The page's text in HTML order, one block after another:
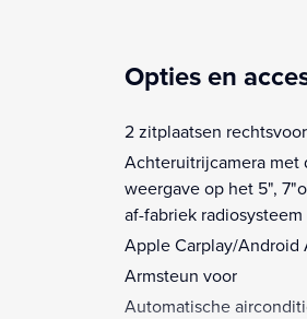
Opties en
2 zitplaatsen rechtsvoor
Achteruitrijcamera met
weergave op het 5",
af-fabriek radiosysteem
Apple Carplay/Android
Armsteun voor
Automatische